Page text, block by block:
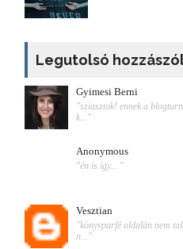
Legutolsó
Gyimesi Berni
"sziasztok! ennek a
k..."
Anonymous
"én is így... "
Vesztian
"könyvparfé oldalán nem
n..."